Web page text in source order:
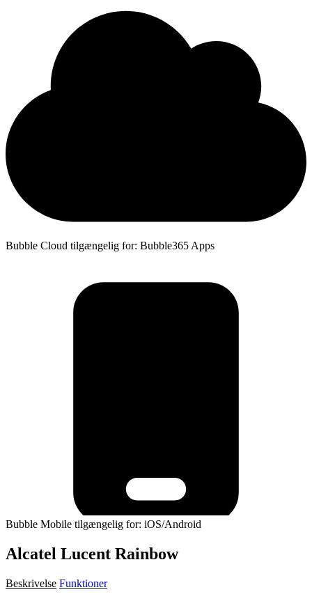
Bubble Cloud tilgængelig for: Bubble365 Apps
Bubble Mobile tilgængelig for: iOS/Android
Alcatel Lucent Rainbow
Beskrivelse Funktioner